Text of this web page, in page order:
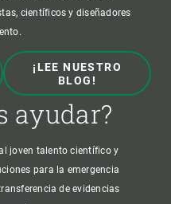
científicos y diseñadores
¡LEE NUESTRO
BLOG!
ayudar?
joven talento científico y
para la emergencia
de evidencias